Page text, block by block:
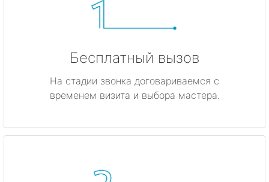
Бесплатный вызов
На стадии звонка договариваемся с
временем визита и выбора мастера.